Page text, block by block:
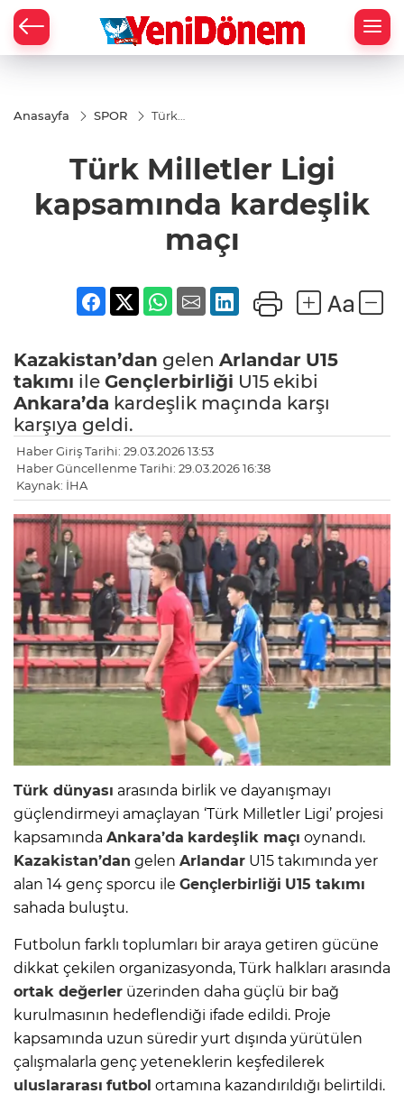
Anasayfa SPOR
Türk
kardeşlik
maçı
Türk Milletler Ligi
kapsamında kardeşlik
maçı
Kazakistan’dan gelen Arlandar U15
takımı ile Gençlerbirliği U15 ekibi
Ankara’da kardeşlik maçında karşı
karşıya geldi.
Haber Giriş Tarihi: 29.03.2026 13:53
Haber Güncellenme Tarihi: 29.03.2026 16:38
Kaynak: İHA
Türk dünyası arasında birlik ve dayanışmayı
güçlendirmeyi amaçlayan ‘Türk Milletler Ligi’ projesi
kapsamında Ankara’da kardeşlik maçı oynandı.
Kazakistan’dan gelen Arlandar U15 takımında yer
alan 14 genç sporcu ile Gençlerbirliği U15 takımı
sahada buluştu.
Futbolun farklı toplumları bir araya getiren gücüne
dikkat çekilen organizasyonda, Türk halkları arasında
ortak değerler üzerinden daha güçlü bir bağ
kurulmasının hedeflendiği ifade edildi. Proje
kapsamında uzun süredir yurt dışında yürütülen
çalışmalarla genç yeteneklerin keşfedilerek
uluslararası futbol ortamına kazandırıldığı belirtildi.